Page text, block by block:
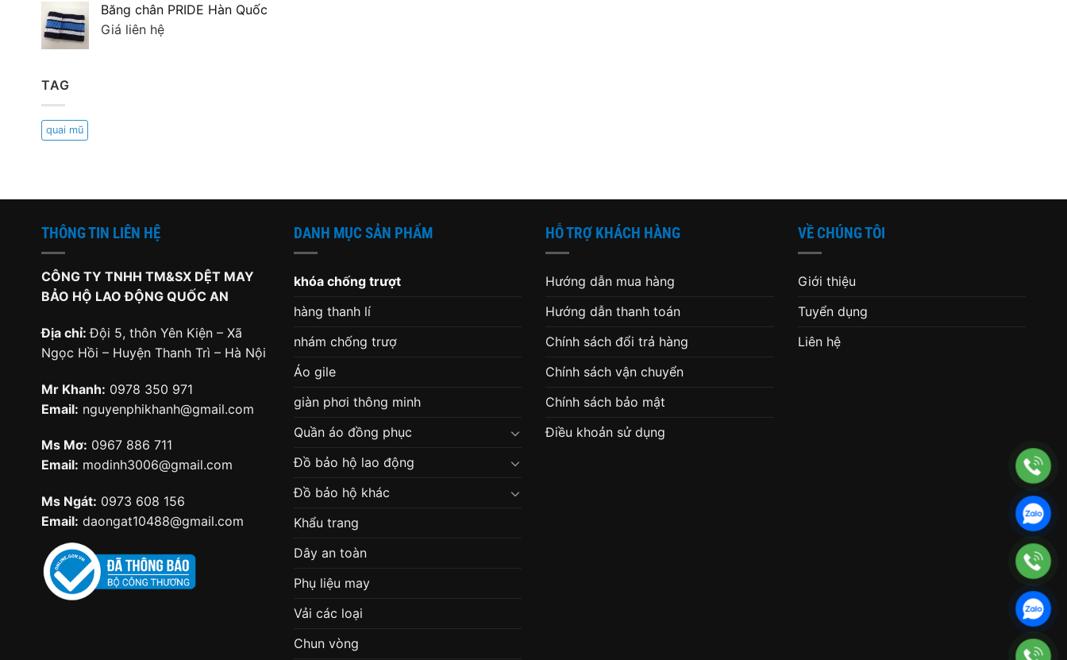
Băng chân PRIDE Hàn Quốc
Giá liên hệ
TAG
quai mũ
THÔNG TIN LIÊN HỆ
CÔNG TY TNHH TM&SX DỆT MAY
BẢO HỘ LAO ĐỘNG QUỐC AN
Địa chỉ:Đội 5, thôn Yên Kiện – Xã
Ngọc Hồi – Huyện Thanh Trì – Hà Nội
Mr Khanh: 0978 350 971
Email: nguyenphikhanh@gmail.com
Ms Mơ: 0967 886 711
Email: modinh3006@gmail.com
Ms Ngát: 0973 608 156
Email: daongat10488@gmail.com
DANH MỤC SẢN PHẨM
khóa chống trượt
hàng thanh lí
nhám chống trượ
Áo gile
giàn phơi thông minh
Quần áo đồng phục
Đồ bảo hộ lao động
Đồ bảo hộ khác
Khẩu trang
Dây an toàn
Phụ liệu may
Vải các loại
Chun vòng
HỖ TRỢ KHÁCH HÀNG
Hướng dẫn mua hàng
Hướng dẫn thanh toán
Chính sách đổi trả hàng
Chính sách vận chuyển
Chính sách bảo mật
Điều khoản sử dụng
VỀ CHÚNG TÔI
Giới thiệu
Tuyển dụng
Liên hệ